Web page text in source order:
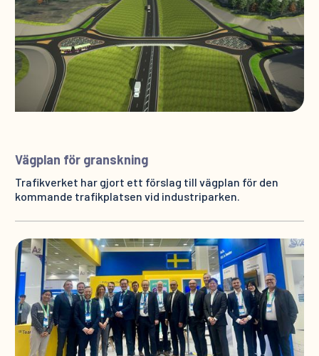
Vägplan för granskning
Trafikverket har gjort ett förslag till vägplan för den
kommande trafikplatsen vid industriparken.